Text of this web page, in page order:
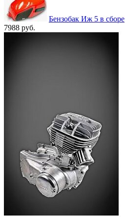
Бензобак Иж 5 в сборе
7988 руб.